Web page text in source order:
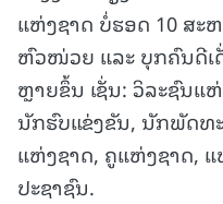
ແຫ່ງຊາດ ບໍ່ຮອດ 10 ສະ
ຫົວໜ່ວຍ ແລະ ບຸກຄົນດີເ
ຫຼາຍຂຶ້ນ ເຊັ່ນ: ວິລະຊົນແ
ນັກຮົບແຂ່ງຂັນ, ນັກພັດທ
ແຫ່ງຊາດ, ຄູແຫ່ງຊາດ,
ປະຊາຊົນ.